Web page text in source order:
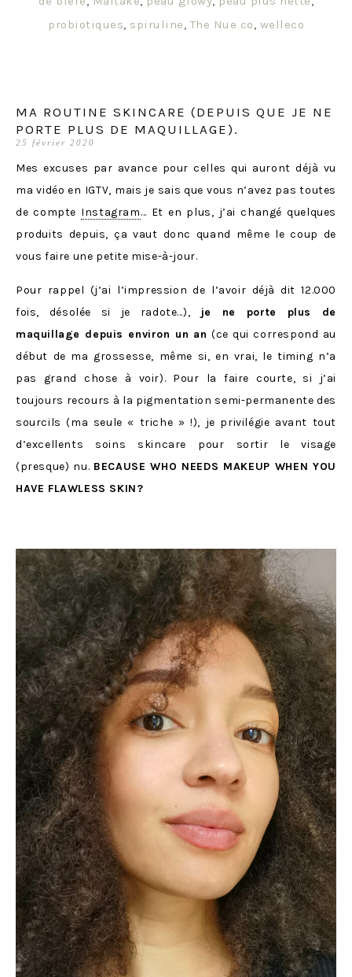
probiotiques, spiruline, The Nue co, welleco
MA ROUTINE SKINCARE (DEPUIS QUE JE NE
PORTE PLUS DE MAQUILLAGE).
25 février 2020
Mes excuses par avance pour celles qui auront déjà vu
ma vidéo en IGTV, mais je sais que vous n’avez pas toutes
de compte Instagram… Et en plus, j’ai changé quelques
produits depuis, ça vaut donc quand même le coup de
vous faire une petite mise-à-jour.
Pour rappel (j’ai l’impression de l’avoir déjà dit 12.000
fois, désolée si je radote…),
je ne porte plus de
maquillage depuis environ un an (ce qui correspond au
début de ma grossesse, même si, en vrai, le timing n’a
pas grand chose à voir). Pour la faire courte, si j’ai
toujours recours à la pigmentation semi-permanente des
sourcils (ma seule « triche » !), je privilégie avant tout
d’excellents soins skincare pour sortir le visage
(presque) nu. BECAUSE WHO NEEDS MAKEUP WHEN YOU
HAVE FLAWLESS SKIN?